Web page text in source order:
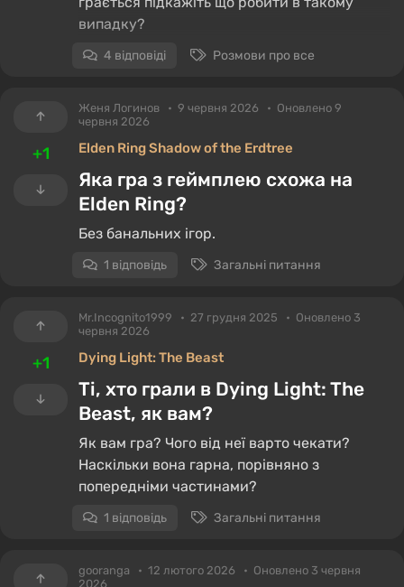
випадку?
4 відповіді Розмови про все
+1
Женя Логинов 9 червня 2026
Оновлено 9
червня 2026
Elden Ring Shadow of the Erdtree
Яка гра з геймплею схожа на
Elden Ring?
Без банальних ігор.
1 відповідь Загальні питання
+1
Mr.Incognito1999 27 грудня 2025
Оновлено 3
червня 2026
Dying Light: The Beast
Ті, хто грали в Dying Light: The
Beast, як вам?
Як вам гра? Чого від неї варто чекати?
Наскільки вона гарна, порівняно з
попередніми частинами?
1 відповідь Загальні питання
gooranga 12 лютого 2026
Оновлено 3 червня
2026